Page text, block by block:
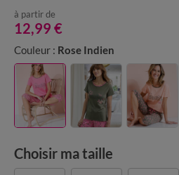
à partir de
12,99 €
Couleur : Rose Indien
Choisir ma taille